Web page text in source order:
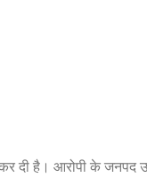
है। आरोपी के जनपद